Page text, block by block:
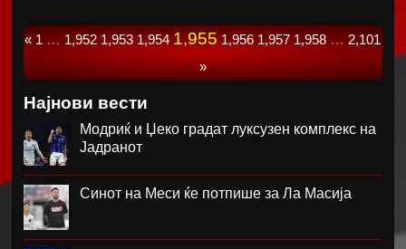
« 1 … 1,952 1,953 1,954 1,955 1,956 1,957 1,958 … 2,101
»
Најнови вести
Модриќ и Џеко градат луксузен комплекс на
Јадранот
Синот на Меси ќе потпише за Ла Масија